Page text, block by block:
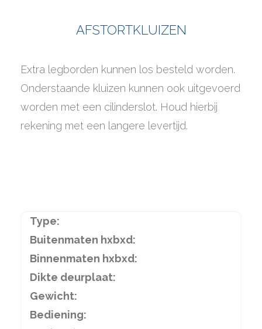
AFSTORTKLUIZEN
Extra legborden kunnen los besteld worden.
Onderstaande kluizen kunnen ook uitgevoerd
worden met een cilinderslot. Houd hierbij
rekening met een langere levertijd.
Type:
Buitenmaten hxbxd:
Binnenmaten hxbxd:
Dikte deurplaat:
Gewicht:
Bediening: